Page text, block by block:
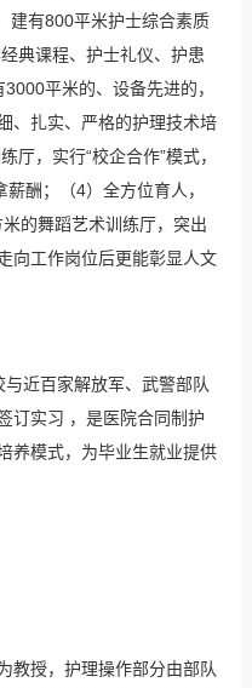
建有800平米护士综合素质
典课程、护士礼仪、护患
平米的、设备先进的，
、扎实、严格的护理技术培
厅，实行“校企合作”模式，
酬；（4）全方位育人，
的舞蹈艺术训练厅，突出
向工作岗位后更能彰显人文
近百家解放军、武警部队
订实习 ，是医院合同制护
养模式，为毕业生就业提供
教授，护理操作部分由部队